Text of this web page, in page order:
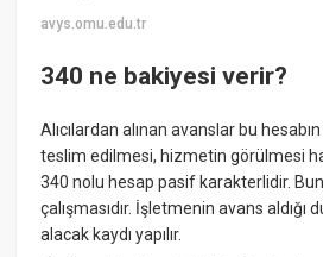
avys.omu.edu.tr
340 ne bakiyesi verir?
Alıcılardan alınan avanslar bu
teslim edilmesi, hizmetin görülmesi
340 nolu hesap pasif karakterlidir.
çalışmasıdır. İşletmenin avans aldığı
alacak kaydı yapılır.